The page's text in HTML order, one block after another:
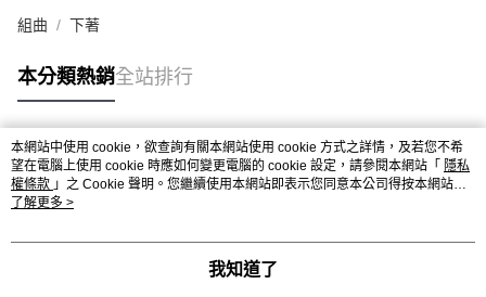
組曲 下著
本分類熱銷全站排行
熱門標籤
本網站中使用 cookie，欲查詢有關本網站使用 cookie 方式之詳情，及若您不希
望在電腦上使用 cookie 時應如何變更電腦的 cookie 設定，請參閱本網站「 隱私
權條款 」之 Cookie 聲明。您繼續使用本網站即表示您同意本公司得按本網站使
用條款之 Cookie 聲明使用 cookie。
了解更多 >
我知道了